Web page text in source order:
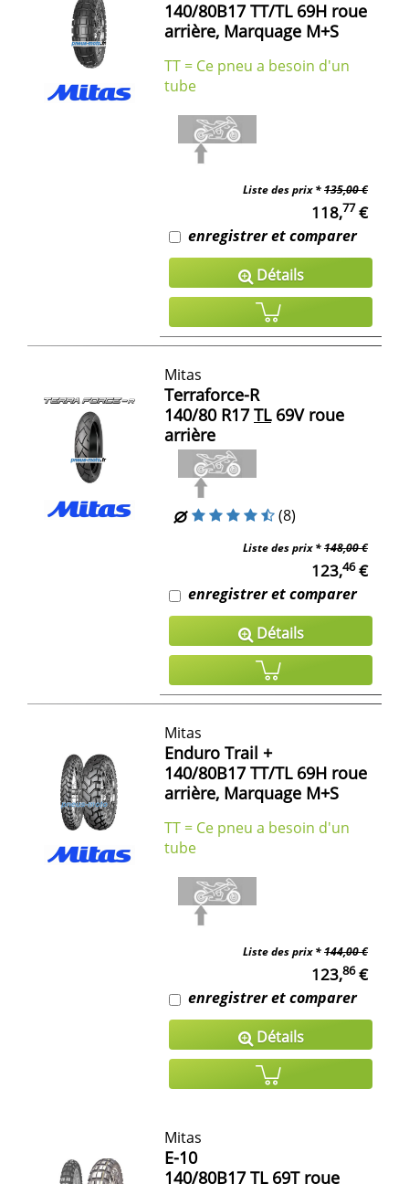
140/80B17 TT/TL 69H roue
arrière, Marquage M+S
TT = Ce pneu a besoin d'un
tube
Liste des prix *135,00 €
118,77 €
enregistrer et comparer
Détails
Mitas
Terraforce-R
140/80 R17 TL69V roue
arrière
(8)
Liste des prix *148,00 €
123,46€
enregistrer et comparer
Détails
Mitas
Enduro Trail +
140/80B17 TT/TL 69H roue
arrière, Marquage M+S
TT = Ce pneu a besoin d'un
tube
Liste des prix *144,00 €
123,86€
enregistrer et comparer
Détails
Mitas
E-10
140/80B17 TL69T roue